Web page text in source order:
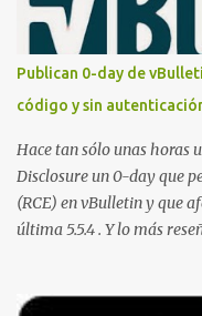
comprometer bases de
de Hackers, que atrajo la
publicado en The New
mano". El cliente
el servicio y la garantía de
demandado cumple con ...
Publican 0-day de
código y sin
Hace tan sólo unas horas
Disclosure un 0-day que
(RCE) en vBulletin y que
última 5.5.4 . Y lo más
parámetros en la URL y